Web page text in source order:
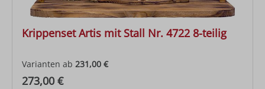
Krippenset Artis mit Stall Nr. 4722 8-teilig
Varianten ab 231,00 €
Regulärer Preis:
273,00 €